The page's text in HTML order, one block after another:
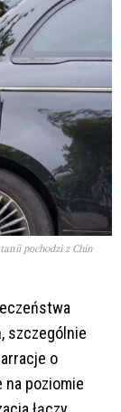
pochodzi z Chin
szczególnie
o
na poziomie